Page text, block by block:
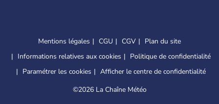
Mentions légales CGU CGV
Plan du site
Informations relatives aux cookies
Politique de confidentialité
Paramétrer les cookies
Afficher le centre de confidentialité
©2026 La Chaîne Météo